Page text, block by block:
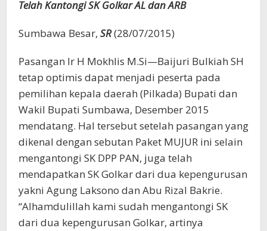
Telah Kantongi SK Golkar AL dan ARB
Sumbawa Besar, SR(28/07/2015)
Pasangan Ir H Mokhlis M.Si—Baijuri Bulkiah SH
tetap optimis dapat menjadi peserta pada
pemilihan kepala daerah (Pilkada) Bupati dan
Wakil Bupati Sumbawa, Desember 2015
mendatang. Hal tersebut setelah pasangan yang
dikenal dengan sebutan Paket MUJUR ini selain
mengantongi SK DPP PAN, juga telah
mendapatkan SK Golkar dari dua kepengurusan
yakni Agung Laksono dan Abu Rizal Bakrie.
“Alhamdulillah kami sudah mengantongi SK
dari dua kepengurusan Golkar, artinya